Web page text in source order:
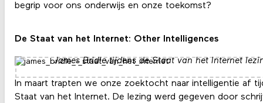
begrip voor ons onderwijs en onze toekomst?
De Staat van het Internet: Other Intelligences
James Bridle tijdens de Staat van het Internet
In maart trapten we onze zoektocht naar intelligentie af
Staat van het Internet. De lezing werd gegeven door